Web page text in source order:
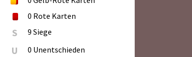
0 Rote Karten
S 9 Siege
U 0 Unentschieden